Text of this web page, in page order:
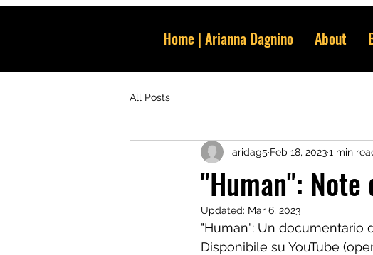
Home | Arianna Dagnino About
All Posts
"Human":
aridag5 Feb 18, 20231 min
Updated: Mar 6, 2023
"Human": Un documentario
Disponibile su YouTube